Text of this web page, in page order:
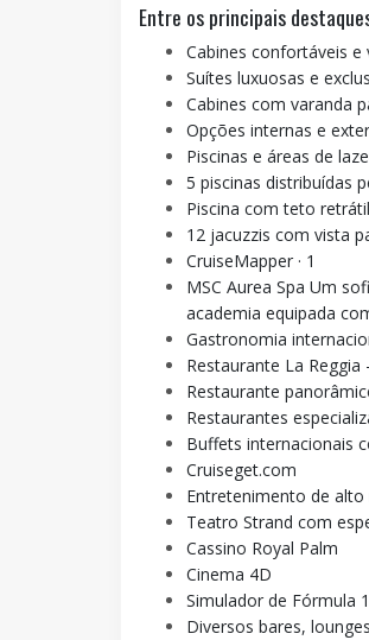
Entre os principais
Cabines confortáveis e
Suítes luxuosas e
Cabines com varanda
Opções internas e
Piscinas e áreas de
5 piscinas distribuídas
Piscina com teto
12 jacuzzis com vista
CruiseMapper · 1
MSC Aurea Spa Um
academia equipada
Gastronomia
Restaurante La
Restaurante
Restaurantes
Buffets internacionais
Cruiseget.com
Entretenimento de alto
Teatro Strand com
Cassino Royal Palm
Cinema 4D
Simulador de Fórmula 1
Diversos bares,